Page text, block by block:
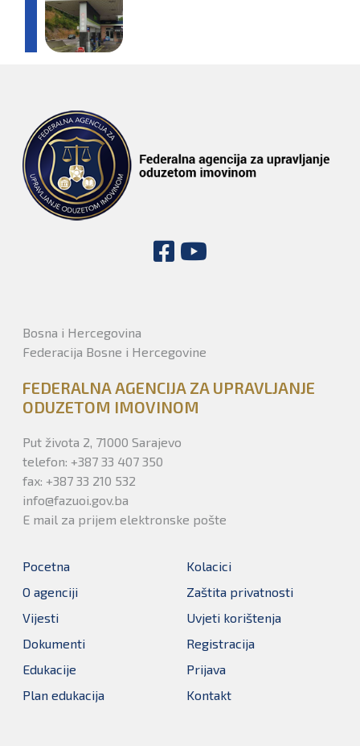
Bosna i Hercegovina
Federacija Bosne i Hercegovine
FEDERALNA AGENCIJA ZA UPRAVLJANJE
ODUZETOM IMOVINOM
Put života 2, 71000 Sarajevo
telefon: +387 33 407 350
fax: +387 33 210 532
info@fazuoi.gov.ba
E mail za prijem elektronske pošte
Pocetna
O agenciji
Vijesti
Dokumenti
Edukacije
Plan edukacija
Kolacici
Zaštita privatnosti
Uvjeti korištenja
Registracija
Prijava
Kontakt